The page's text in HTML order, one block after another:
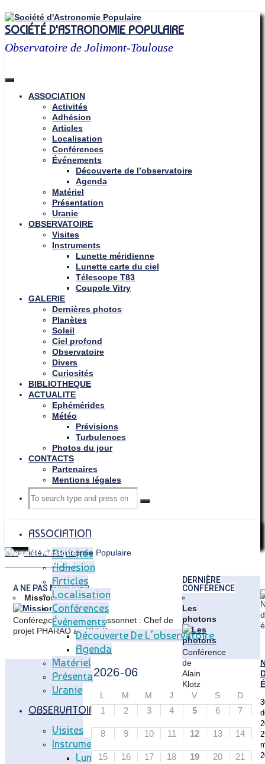
Skip
to
content
SOCIÉTÉ D'ASTRONOMIE POPULAIRE
Observatoire de Jolimont-Toulouse
ASSOCIATION
Activités
Adhésion
Articles
Localisation
Conférences
Événements
Découverte de l’observatoire
Agenda
Matériel
Présentation
Uranie
OBSERVATOIRE
Visites
Instruments
Lunette méridienne
Lunette carte du ciel
Télescope T83
Coupole Vitry
GALERIE
Dernières photos
Planètes
Soleil
Ciel profond
Observatoire
Divers
Curiosités
BIBLIOTHEQUE
ACTUALITE
Ephémérides
Météo
Prévisions
Turbulences
Photos du jour
CONTACTS
Partenaires
Mentions légales
Search
Search
Search
ASSOCIATION
Activités
Adhésion
Articles
Localisation
Conférences
Événements
Découverte De L’observatoire
Agenda
Matériel
Présentation
Uranie
OBSERVATOIRE
Visites
Instruments
Lunette Méridienne
Articles
Orage et musique
Focale lunette 38
A NE PAS MANQUER
Mission PHARAO
Conférence de Didier Massonnet : Chef de
projet PHARAO au CNES
L M M J V S D
1 2 3 4 5 6 7
8 9 10 11 12 13 14
15 16 17 18 19 20 21
DERNIÈRE
CONFÉRENCE
Les
photons
Conférence
de
Alain
Klotz
Astrophysicien
à
l'IRAP
et